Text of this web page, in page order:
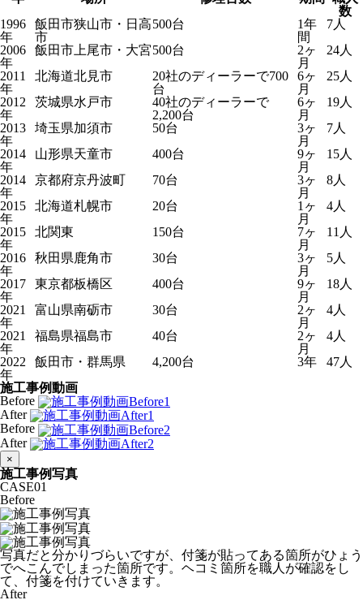
数
1996
年
飯田市狭山市・日高
市
500台
1年
間
7人
2006
年
飯田市上尾市・大宮500台
2ヶ
月
24人
2011
年
北海道北見市
20社のディーラーで700
台
6ヶ
月
25人
2012
年
茨城県水戸市
40社のディーラーで
2,200台
6ヶ
月
19人
2013
年
埼玉県加須市 50台
3ヶ
月
7人
2014
年
山形県天童市 400台
9ヶ
月
15人
2014
年
京都府京丹波町 70台
3ヶ
月
8人
2015
年
北海道札幌市 20台
1ヶ
月
4人
2015
年
北関東 150台
7ヶ
月
11人
2016
年
秋田県鹿角市 30台
3ヶ
月
5人
2017
年
東京都板橋区 400台
9ヶ
月
18人
2021
年
富山県南砺市 30台
2ヶ
月
4人
2021
年
福島県福島市 40台
2ヶ
月
4人
2022
年
飯田市・群馬県 4,200台 3年
47人
施工事例動画
Before
After
Before
After
×
施工事例写真
CASE01
Before
写真だと分かりづらいですが、付箋が貼ってある箇所がひょう
でへこんでしまった箇所です。ヘコミ箇所を職人が確認をし
て、付箋を付けていきます。
After